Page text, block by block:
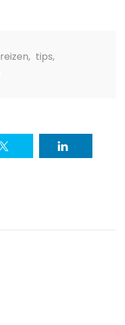
reizen, tips,